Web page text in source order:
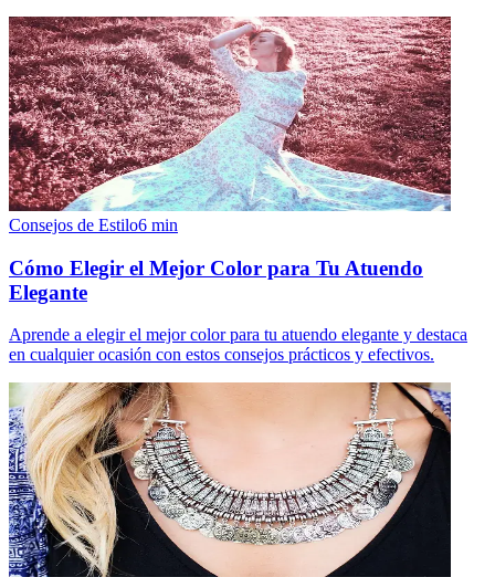
Consejos de Estilo6 min
Cómo Elegir el Mejor Color para Tu Atuendo
Elegante
Aprende a elegir el mejor color para tu atuendo elegante y destaca
en cualquier ocasión con estos consejos prácticos y efectivos.